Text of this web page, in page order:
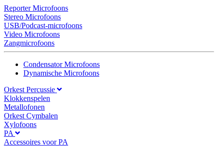
Reporter Microfoons
Stereo Microfoons
USB/Podcast-microfoons
Video Microfoons
Zangmicrofoons
Condensator Microfoons
Dynamische Microfoons
Orkest Percussie
Klokkenspelen
Metallofonen
Orkest Cymbalen
Xylofoons
PA
Accessoires voor PA